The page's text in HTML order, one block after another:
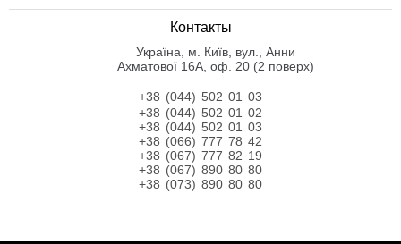
Контакты
Українa, м. Київ, вул., Анни
Ахматової 16А, оф. 20 (2 поверх)
+38 (044) 502 01 03
+38 (044) 502 01 02
+38 (044) 502 01 03
+38 (066) 777 78 42
+38 (067) 777 82 19
+38 (067) 890 80 80
+38 (073) 890 80 80